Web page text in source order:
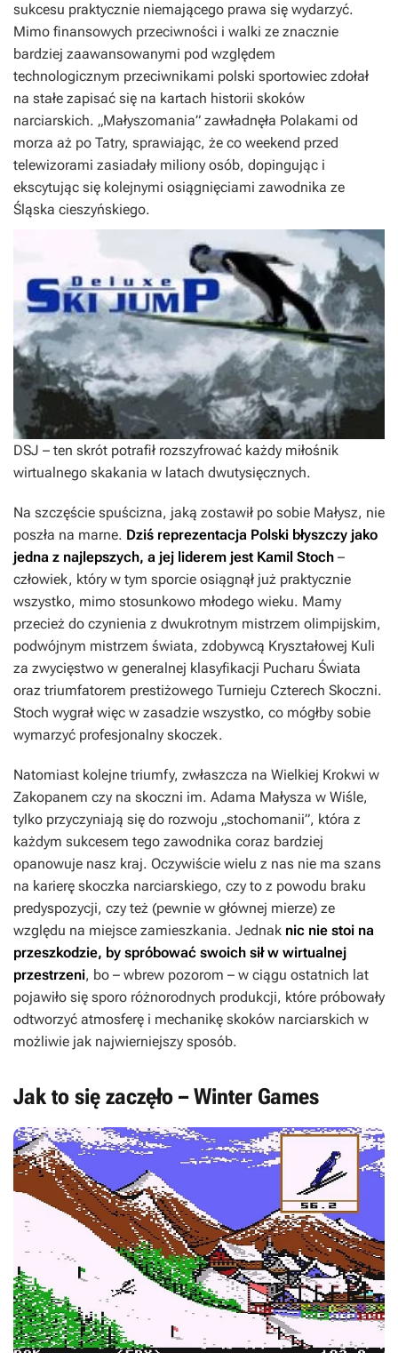
sukcesu praktycznie niemającego prawa się wydarzyć.
Mimo finansowych przeciwności i walki ze znacznie
bardziej zaawansowanymi pod względem
technologicznym przeciwnikami polski sportowiec zdołał
na stałe zapisać się na kartach historii skoków
narciarskich. „Małyszomania” zawładnęła Polakami od
morza aż po Tatry, sprawiając, że co weekend przed
telewizorami zasiadały miliony osób, dopingując i
ekscytując się kolejnymi osiągnięciami zawodnika ze
Śląska cieszyńskiego.
DSJ – ten skrót potrafił rozszyfrować każdy miłośnik
wirtualnego skakania w latach dwutysięcznych.
Na szczęście spuścizna, jaką zostawił po sobie Małysz, nie
poszła na marne. Dziś reprezentacja Polski błyszczy jako
jedna z najlepszych, a jej liderem jest Kamil Stoch –
człowiek, który w tym sporcie osiągnął już praktycznie
wszystko, mimo stosunkowo młodego wieku. Mamy
przecież do czynienia z dwukrotnym mistrzem olimpijskim,
podwójnym mistrzem świata, zdobywcą Kryształowej Kuli
za zwycięstwo w generalnej klasyfikacji Pucharu Świata
oraz triumfatorem prestiżowego Turnieju Czterech Skoczni.
Stoch wygrał więc w zasadzie wszystko, co mógłby sobie
wymarzyć profesjonalny skoczek.
Natomiast kolejne triumfy, zwłaszcza na Wielkiej Krokwi w
Zakopanem czy na skoczni im. Adama Małysza w Wiśle,
tylko przyczyniają się do rozwoju „stochomanii”, która z
każdym sukcesem tego zawodnika coraz bardziej
opanowuje nasz kraj. Oczywiście wielu z nas nie ma szans
na karierę skoczka narciarskiego, czy to z powodu braku
predyspozycji, czy też (pewnie w głównej mierze) ze
względu na miejsce zamieszkania. Jednak nic nie stoi na
przeszkodzie, by spróbować swoich sił w wirtualnej
przestrzeni, bo – wbrew pozorom – w ciągu ostatnich lat
pojawiło się sporo różnorodnych produkcji, które próbowały
odtworzyć atmosferę i mechanikę skoków narciarskich w
możliwie jak najwierniejszy sposób.
Jak to się zaczęło – Winter Games